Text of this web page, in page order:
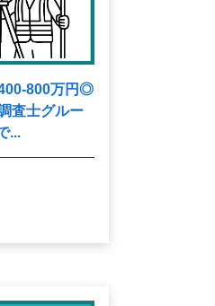
800万円◎
査士グルー
...